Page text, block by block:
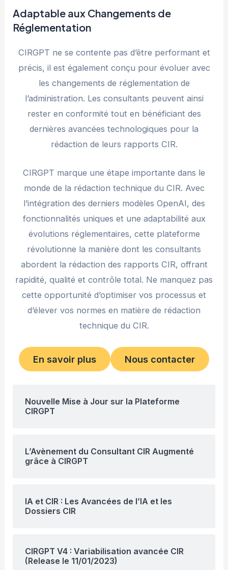
Adaptable aux Changements de
Réglementation
CIRGPT ne se contente pas d’être performant et
précis, il est également conçu pour évoluer avec
les changements de réglementation de
l’administration. Les consultants peuvent ainsi
rester en conformité tout en bénéficiant des
dernières avancées technologiques pour la
rédaction de leurs rapports CIR.
CIRGPT marque une étape importante dans le
monde de la rédaction technique du CIR. Avec
l’intégration des derniers modèles OpenAI, des
fonctionnalités uniques et une adaptabilité aux
évolutions réglementaires, cette plateforme
révolutionne la manière dont les consultants
abordent la rédaction des rapports CIR, offrant
rapidité, qualité et contrôle total. Ne manquez pas
cette opportunité d’optimiser vos processus et
d’élever vos normes en matière de rédaction
technique du CIR.
En savoir plus Nous contacter
Nouvelle Mise à Jour sur la Plateforme
CIRGPT
L’Avènement du Consultant CIR Augmenté
grâce à CIRGPT
IA et CIR : Les Avancées de l’IA et les
Dossiers CIR
CIRGPT V4 : Variabilisation avancée CIR
(Release le 11/01/2023)